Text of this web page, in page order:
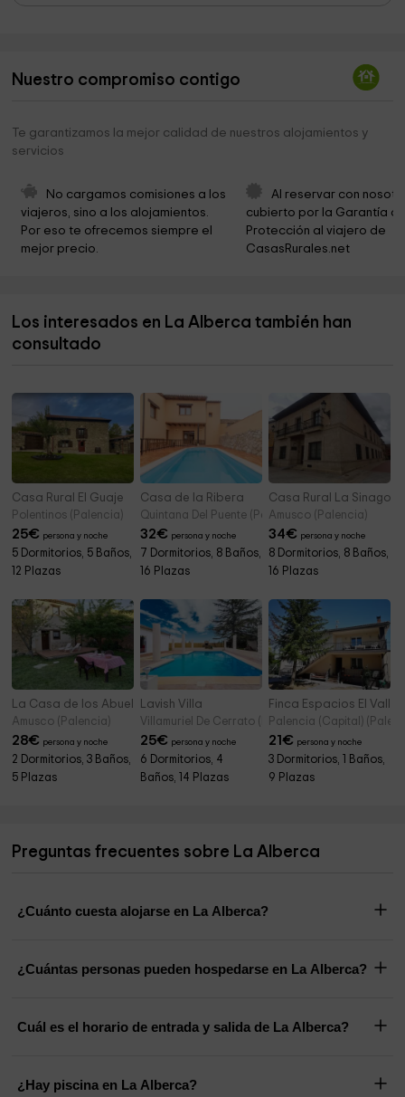
Iglesia de San Miguel 1,5 km
Ayuntamiento de Palencia - Infancia
Ayuntamiento De Villalcon
Palencia City Council
Diputación de Palencia 1,7 km
Cofradía del Santo Sepulcro 1,9 km
Nuestro compromiso contigo
Te garantizamos la mejor calidad de nuestros alojamientos y
servicios
No cargamos comisiones a los
viajeros, sino a los alojamientos.
Por eso te ofrecemos siempre el
mejor precio.
Al reservar con
cubierto por la Garantía
Protección al viajero de
CasasRurales.net
Los interesados en La Alberca también han
consultado
Casa Rural El Guaje
Polentinos (Palencia)
25€ persona y noche
5 Dormitorios, 5 Baños,
12 Plazas
Casa de la Ribera
Quintana Del Puente (Palencia)
32€ persona y noche
7 Dormitorios, 8 Baños,
16 Plazas
Casa Rural La
Amusco (Palencia)
34€ persona y noche
8 Dormitorios, 8 Baños,
16 Plazas
La Casa de los Abuelos
Amusco (Palencia)
28€ persona y noche
2 Dormitorios, 3 Baños,
5 Plazas
Lavish Villa
Villamuriel De Cerrato (Palencia)
25€ persona y noche
6 Dormitorios, 4
Baños, 14 Plazas
Finca Espacios El Valle
Palencia (Capital)
21€ persona y noche
3 Dormitorios, 1 Baños,
9 Plazas
Preguntas frecuentes sobre La Alberca
¿Cuánto cuesta alojarse en La Alberca?
¿Cuántas personas pueden hospedarse en La Alberca?
Cuál es el horario de entrada y salida de La Alberca?
¿Hay piscina en La Alberca?